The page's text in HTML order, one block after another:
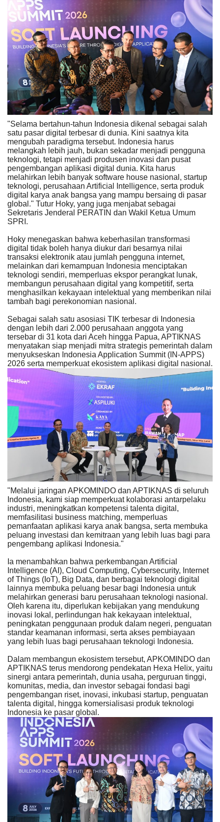
"Selama bertahun-tahun Indonesia dikenal sebagai salah
satu pasar digital terbesar di dunia. Kini saatnya kita
mengubah paradigma tersebut. Indonesia harus
melangkah lebih jauh, bukan sekadar menjadi pengguna
teknologi, tetapi menjadi produsen inovasi dan pusat
pengembangan aplikasi digital dunia. Kita harus
melahirkan lebih banyak software house nasional, startup
teknologi, perusahaan Artificial Intelligence, serta produk
digital karya anak bangsa yang mampu bersaing di pasar
global." Tutur Hoky, yang juga menjabat sebagai
Sekretaris Jenderal PERATIN dan Wakil Ketua Umum
SPRI.
Hoky menegaskan bahwa keberhasilan transformasi
digital tidak boleh hanya diukur dari besarnya nilai
transaksi elektronik atau jumlah pengguna internet,
melainkan dari kemampuan Indonesia menciptakan
teknologi sendiri, memperluas ekspor perangkat lunak,
membangun perusahaan digital yang kompetitif, serta
menghasilkan kekayaan intelektual yang memberikan nilai
tambah bagi perekonomian nasional.
Sebagai salah satu asosiasi TIK terbesar di Indonesia
dengan lebih dari 2.000 perusahaan anggota yang
tersebar di 31 kota dari Aceh hingga Papua, APTIKNAS
menyatakan siap menjadi mitra strategis pemerintah dalam
menyukseskan Indonesia Application Summit (IN-APPS)
2026 serta memperkuat ekosistem aplikasi digital nasional.
"Melalui jaringan APKOMINDO dan APTIKNAS di seluruh
Indonesia, kami siap memperkuat kolaborasi antarpelaku
industri, meningkatkan kompetensi talenta digital,
memfasilitasi business matching, memperluas
pemanfaatan aplikasi karya anak bangsa, serta membuka
peluang investasi dan kemitraan yang lebih luas bagi para
pengembang aplikasi Indonesia."
Ia menambahkan bahwa perkembangan Artificial
Intelligence (AI), Cloud Computing, Cybersecurity, Internet
of Things (IoT), Big Data, dan berbagai teknologi digital
lainnya membuka peluang besar bagi Indonesia untuk
melahirkan generasi baru perusahaan teknologi nasional.
Oleh karena itu, diperlukan kebijakan yang mendukung
inovasi lokal, perlindungan hak kekayaan intelektual,
peningkatan penggunaan produk dalam negeri, penguatan
standar keamanan informasi, serta akses pembiayaan
yang lebih luas bagi perusahaan teknologi Indonesia.
Dalam membangun ekosistem tersebut, APKOMINDO dan
APTIKNAS terus mendorong pendekatan Hexa Helix, yaitu
sinergi antara pemerintah, dunia usaha, perguruan tinggi,
komunitas, media, dan investor sebagai fondasi bagi
pengembangan riset, inovasi, inkubasi startup, penguatan
talenta digital, hingga komersialisasi produk teknologi
Indonesia ke pasar global.